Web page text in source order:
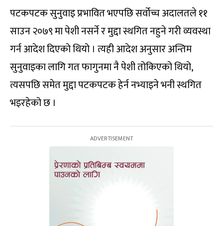
पटकपटक सुनुवाइ प्रभावित भएपछि सर्वोच्च अदालतले ११
साउन २०७९ मा पेशी नसर्ने र मुद्दा स्थगित नहुने गरी व्यवस्था
गर्न आदेश दिएको थियो । त्यही आदेश अनुसार अन्तिम
सुनुवाइका लागि गत फागुनमा नै पेशी तोकिएको थियो,
त्यसपछि समेत मुद्दा पटकपटक हेर्न नभ्याइने भनी स्थगित
भइरहेको छ ।